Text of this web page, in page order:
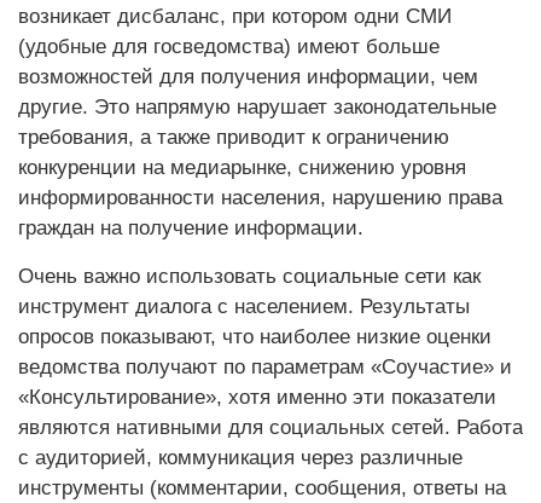
возникает дисбаланс, при котором одни СМИ
(удобные для госведомства) имеют больше
возможностей для получения информации, чем
другие. Это напрямую нарушает законодательные
требования, а также приводит к ограничению
конкуренции на медиарынке, снижению уровня
информированности населения, нарушению права
граждан на получение информации.
Очень важно использовать социальные сети как
инструмент диалога с населением. Результаты
опросов показывают, что наиболее низкие оценки
ведомства получают по параметрам «Соучастие» и
«Консультирование», хотя именно эти показатели
являются нативными для социальных сетей. Работа
с аудиторией, коммуникация через различные
инструменты (комментарии, сообщения, ответы на